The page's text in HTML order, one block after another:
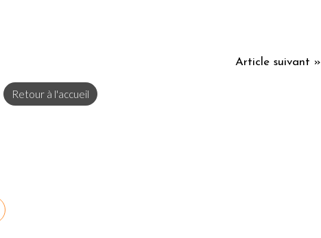
Article suivant »
Retour à l'accueil